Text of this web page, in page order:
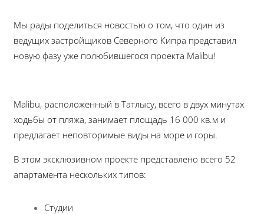
Мы рады поделиться новостью о том, что один из
ведущих застройщиков Северного Кипра представил
новую фазу уже полюбившегося проекта Malibu!
Malibu, расположенный в Татлысу, всего в двух минутах
ходьбы от пляжа, занимает площадь 16 000 кв.м и
предлагает неповторимые виды на море и горы.
В этом эксклюзивном проекте представлено всего 52
апартамента нескольких типов:
Студии